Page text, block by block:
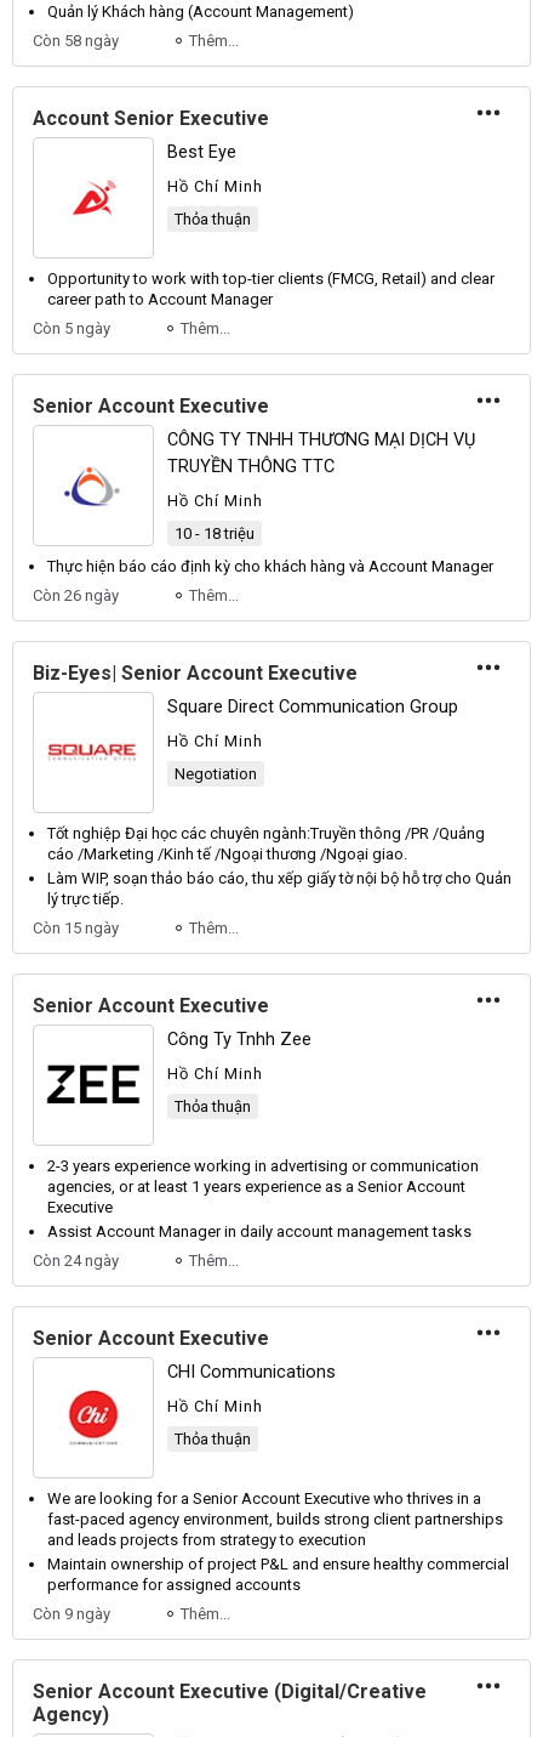
Quản lý Khách hàng (Account Management)
Còn 58 ngày
Thêm...
Account Senior Executive
Best Eye
Hồ Chí Minh
Thỏa thuận
Opportunity to work with top-tier clients (FMCG, Retail) and clear
career path to Account Manager
Còn 5 ngày
Thêm...
Senior Account Executive
CÔNG TY TNHH THƯƠNG MẠI DỊCH VỤ
TRUYỀN THÔNG TTC
Hồ Chí Minh
10 - 18 triệu
Thực hiện báo cáo định kỳ cho khách hàng và Account Manager
Còn 26 ngày
Thêm...
Biz-Eyes| Senior Account Executive
Square Direct Communication Group
Hồ Chí Minh
Negotiation
Tốt nghiệp Đại học các chuyên ngành:Truyền thông /PR /Quảng
cáo /Marketing /Kinh tế /Ngoạithương /Ngoại giao.
Làm WIP, soạn thảo báo cáo, thu xếp giấy tờ nội bộ hỗ trợ cho Quản
lý trực tiếp.
Còn 15 ngày
Thêm...
Senior Account Executive
Công Ty Tnhh Zee
Hồ Chí Minh
Thỏa thuận
2-3 years experience working in advertising or communication
agencies, or at least 1 years experience as a Senior Account
Executive
Assist Account Manager in daily account management tasks
Còn 24 ngày
Thêm...
Senior Account Executive
CHI Communications
Hồ Chí Minh
Thỏa thuận
We are looking for a Senior Account Executive who thrives in a
fast-paced agency environment, builds strong client partnerships
and leads projects from strategy to execution
Maintain ownership of project P&L and ensure healthy commercial
performance for assigned accounts
Còn 9 ngày
Thêm...
Senior Account Executive (Digital/Creative
Agency)